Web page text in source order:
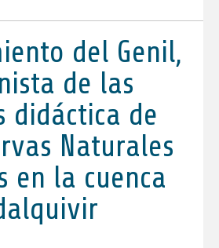
del Genil,
de las
didáctica de
Naturales
en la cuenca